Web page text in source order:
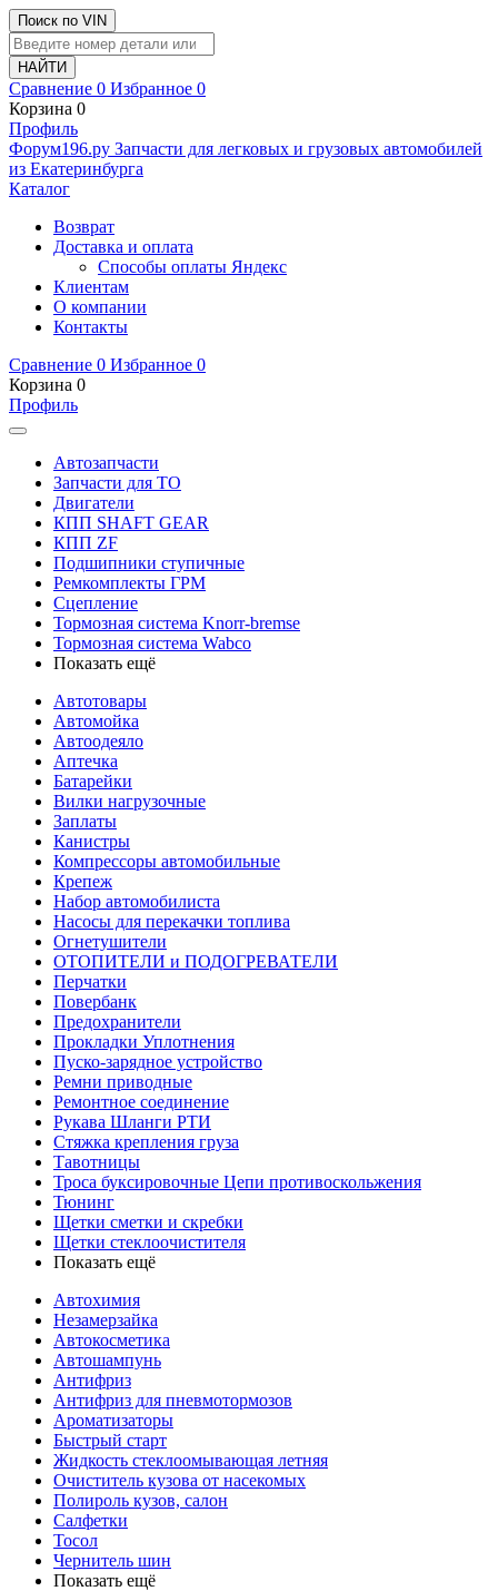
Поиск по VIN
Сравнение 0 Избранное 0
Корзина 0
Профиль
Фoрум196.ру Запчасти для легковых и грузовых автомобилей
из Екатеринбурга
Каталог
Возврат
Доставка и оплата
Способы оплаты Яндекс
Клиентам
О компании
Контакты
Сравнение 0 Избранное 0
Корзина 0
Профиль
Автозапчасти
Запчасти для ТО
Двигатели
КПП SHAFT GEAR
КПП ZF
Подшипники ступичные
Ремкомплекты ГРМ
Сцепление
Тормозная система Knorr-bremse
Тормозная система Wabco
Показать ещё
Автотовары
Автомойка
Автоодеяло
Аптечка
Батарейки
Вилки нагрузочные
Заплаты
Канистры
Компрессоры автомобильные
Крепеж
Набор автомобилиста
Насосы для перекачки топлива
Огнетушители
ОТОПИТЕЛИ и ПОДОГРЕВАТЕЛИ
Перчатки
Повербанк
Предохранители
Прокладки Уплотнения
Пуско-зарядное устройство
Ремни приводные
Ремонтное соединение
Рукава Шланги РТИ
Стяжка крепления груза
Тавотницы
Троса буксировочные Цепи противоскольжения
Тюнинг
Щетки сметки и скребки
Щетки стеклоочистителя
Показать ещё
Автохимия
Незамерзайка
Автокосметика
Автошампунь
Антифриз
Антифриз для пневмотормозов
Ароматизаторы
Быстрый старт
Жидкость стеклоомывающая летняя
Очиститель кузова от насекомых
Полироль кузов, салон
Салфетки
Тосол
Чернитель шин
Показать ещё